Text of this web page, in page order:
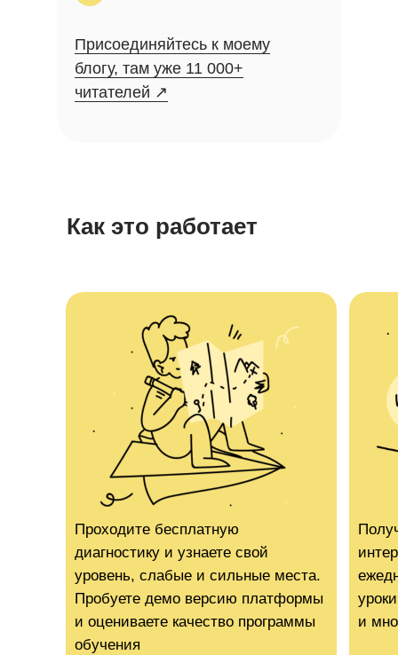
Присоединяйтесь к моему
блогу, там уже 11 000+
читателей ↗️
Как это работает
Проходите бесплатную
диагностику и узнаете свой
уровень, слабые и сильные места.
Пробуете демо версию платформы
и оцениваете качество программы
обучения
и